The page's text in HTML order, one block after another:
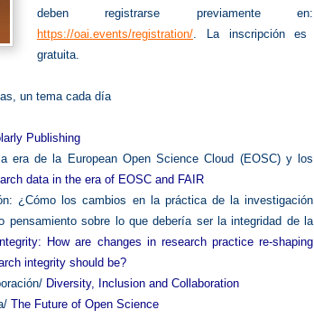
deben registrarse previamente en:
https://oai.events/registration/. La inscripción es
gratuita.
un tema cada día
Publishing
era de la European Open Science Cloud (EOSC) y los
data in the era of EOSC and FAIR
¿Cómo los cambios en la práctica de la investigación
pensamiento sobre lo que debería ser la integridad de la
How are changes in research practice re-shaping
integrity should be?
Diversity, Inclusion and Collaboration
The Future of Open Science